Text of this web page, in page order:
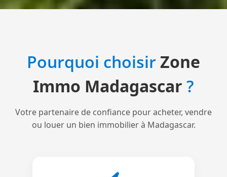
Pourquoi choisirZone
Immo Madagascar ?
Votre partenaire de confiance pour acheter, vendre
ou louer un bien immobilier à Madagascar.